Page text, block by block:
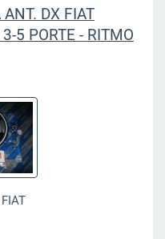
DX FIAT
5 PORTE - RITMO